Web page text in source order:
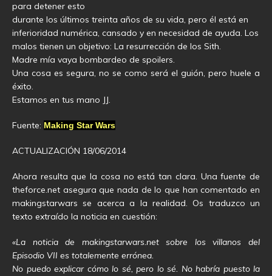
para detener esto
durante los últimos treinta años de su vida, pero él está en
inferioridad numérica, cansado y en necesidad de ayuda. Los
malos tienen un objetivo: La resurrección de los Sith.
Madre mía vaya bombardeo de spoilers.
Una cosa es segura, no se como será el guión, pero huele a
éxito.
Estamos en tus mano JJ.
Fuente: Making Star Wars
ACTUALIZACIÓN 18/06/2014
Ahora resulta que la cosa no está tan clara. Una fuente de
theforce.net asegura que nada de lo que han comentado en
makingstarwars se acerca a la realidad. Os traduzco un
texto extraído la noticia en cuestión:
«La noticia de makingstarwars.net sobre los villanos del
Episodio VII es totalemente errónea.
No puedo explicar cómo lo sé, pero lo sé. No habría puesto la